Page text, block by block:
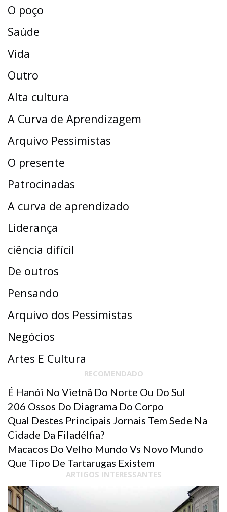
O poço
Saúde
Vida
Outro
Alta cultura
A Curva de Aprendizagem
Arquivo Pessimistas
O presente
Patrocinadas
A curva de aprendizado
Liderança
ciência difícil
De outros
Pensando
Arquivo dos Pessimistas
Negócios
Artes E Cultura
RECOMENDADO
É Hanói No Vietnã Do Norte Ou Do Sul
206 Ossos Do Diagrama Do Corpo
Qual Destes Principais Jornais Tem Sede Na
Cidade Da Filadélfia?
Macacos Do Velho Mundo Vs Novo Mundo
Que Tipo De Tartarugas Existem
ARTIGOS INTERESSANTES